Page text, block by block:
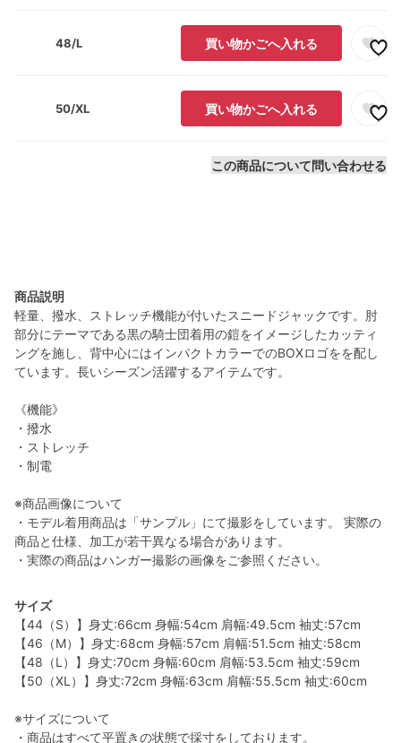
48/L 買い物かごへ入れる
50/XL 買い物かごへ入れる
この商品について問い合わせる
商品説明
軽量、撥水、ストレッチ機能が付いたスニードジャックです。肘
部分にテーマである黒の騎士団着用の鎧をイメージしたカッティ
ングを施し、背中心にはインパクトカラーでのBOXロゴをを配し
ています。長いシーズン活躍するアイテムです。
《機能》
・撥水
・ストレッチ
・制電
※商品画像について
・モデル着用商品は「サンプル」にて撮影をしています。 実際の
商品と仕様、加工が若干異なる場合があります。
・実際の商品はハンガー撮影の画像をご参照ください。
サイズ
【44（S）】身丈:66cm 身幅:54cm 肩幅:49.5cm 袖丈:57cm
【46（M）】身丈:68cm 身幅:57cm 肩幅:51.5cm 袖丈:58cm
【48（L）】身丈:70cm 身幅:60cm 肩幅:53.5cm 袖丈:59cm
【50（XL）】身丈:72cm 身幅:63cm 肩幅:55.5cm 袖丈:60cm
※サイズについて
・商品はすべて平置きの状態で採寸をしております。